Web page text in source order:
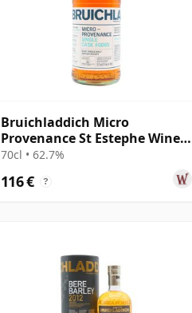
Bruichladdich Micro
Provenance St Estephe Wine
Cask #0065 2014 10 años
70cl • 62.7%
116 € ?